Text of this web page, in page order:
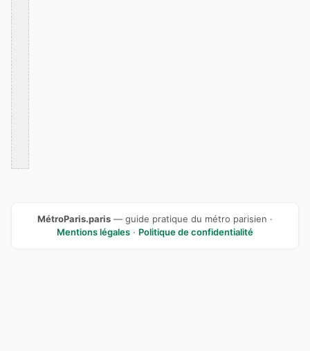
MétroParis.paris — guide pratique du métro parisien ·
Mentions légales · Politique de confidentialité